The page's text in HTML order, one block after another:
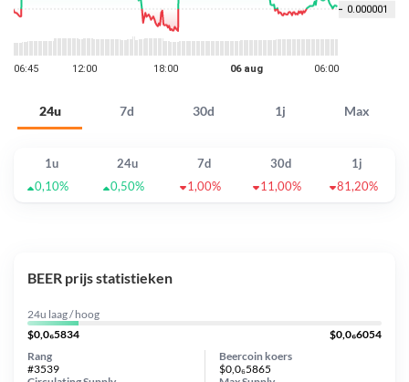
24u 7d 30d 1j Max
1u 24u 7d 30d
1j
0,10%
0,50% 1,00% 11,00% 81,20%
BEER prijs statistieken
24u laag / hoog
$0,0₆5834
$0,0₆6054
Beercoin koers
$0,0₆5865
Rang
#3539